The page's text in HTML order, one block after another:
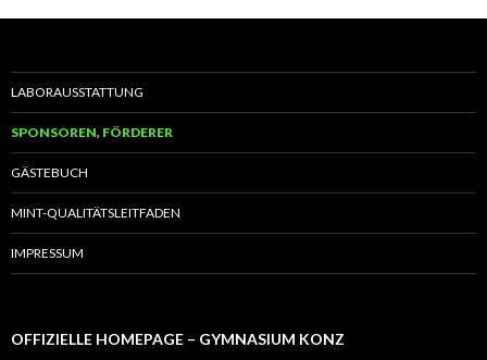
LABORAUSSTATTUNG
SPONSOREN, FÖRDERER
GÄSTEBUCH
MINT-QUALITÄTSLEITFADEN
IMPRESSUM
OFFIZIELLE HOMEPAGE – GYMNASIUM KONZ